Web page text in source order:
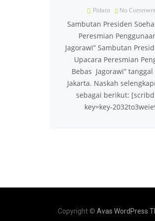
Pidato No
Sambutan Presiden
Peresmian
Jagorawi” Sambutan
Upacara Peresmian
Bebas Jagorawi”
Jakarta. Naskah
sebagai berikut:
key=key-
Copyright © Avas WordPress